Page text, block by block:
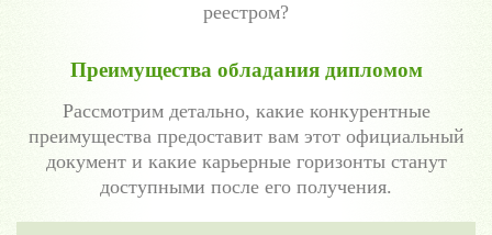
реестром?
Преимущества обладания дипломом
Рассмотрим детально, какие конкурентные
преимущества предоставит вам этот официальный
документ и какие карьерные горизонты станут
доступными после его получения.